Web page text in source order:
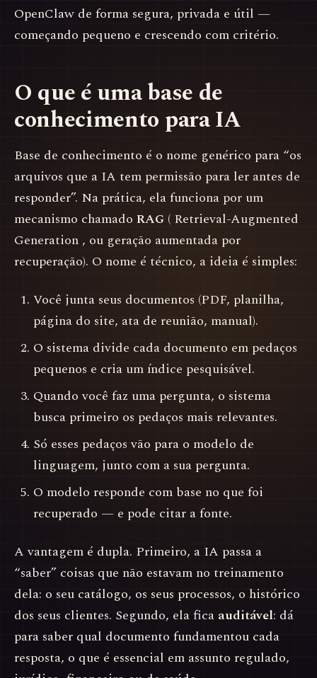
OpenClaw de forma segura, privada e útil —
começando pequeno e crescendo com critério.
O que é uma base de
conhecimento para IA
Base de conhecimento é o nome genérico para “os
arquivos que a IA tem permissão para ler antes de
responder”. Na prática, ela funciona por um
mecanismo chamado RAG ( Retrieval-Augmented
Generation , ou geração aumentada por
recuperação). O nome é técnico, a ideia é simples:
Você junta seus documentos (PDF, planilha,
página do site, ata de reunião, manual).
O sistema divide cada documento em pedaços
pequenos e cria um índice pesquisável.
Quando você faz uma pergunta, o sistema
busca primeiro os pedaços mais relevantes.
Só esses pedaços vão para o modelo de
linguagem, junto com a sua pergunta.
O modelo responde com base no que foi
recuperado — e pode citar a fonte.
A vantagem é dupla. Primeiro, a IA passa a
“saber” coisas que não estavam no treinamento
dela: o seu catálogo, os seus processos, o histórico
dos seus clientes. Segundo, ela fica auditável: dá
para saber qual documento fundamentou cada
resposta, o que é essencial em assunto regulado,